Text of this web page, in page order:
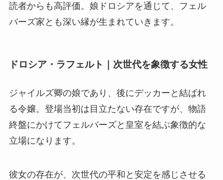
読者からも高評価。娘ドロシアを通じて、フェル
バーズ家とも深い縁が生まれていきます。
ドロシア・ラフェルト｜次世代を象徴する女性
ジャイルズ卿の娘であり、後にデッカーと結ばれ
る令嬢。登場当初は目立たない存在ですが、物語
終盤にかけてフェルバーズと皇室を結ぶ象徴的な
立場になります。
彼女の存在が、次世代の平和と安定を感じさせる